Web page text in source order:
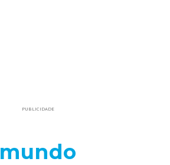
PUBLICIDADE
mundo